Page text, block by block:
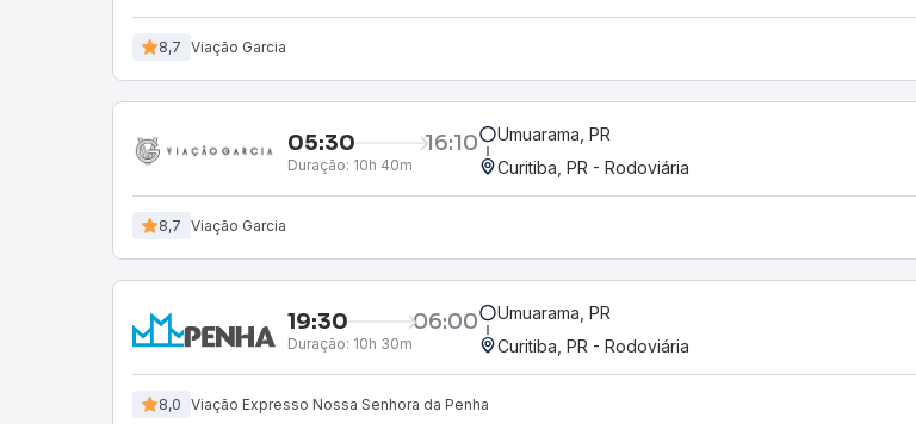
8,7 Viação Garcia
05:30 16:10
Duração: 10h 40m
Umuarama, PR
Curitiba, PR - Rodoviária
8,7 Viação Garcia
19:30 06:00
Duração: 10h 30m
Umuarama, PR
Curitiba, PR - Rodoviária
8,0 Viação Expresso Nossa Senhora da Penha